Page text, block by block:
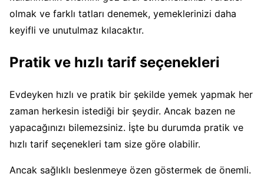
olmak ve farklı tatları denemek, yemeklerinizi daha
keyifli ve unutulmaz kılacaktır.
Pratik ve hızlı tarif seçenekleri
Evdeyken hızlı ve pratik bir şekilde yemek yapmak her
zaman herkesin istediği bir şeydir. Ancak bazen ne
yapacağınızı bilemezsiniz. İşte bu durumda pratik ve
hızlı tarif seçenekleri tam size göre olabilir.
Ancak sağlıklı beslenmeye özen göstermek de önemli.